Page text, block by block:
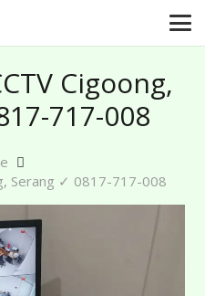
Cigoong,
717-008
Serang ✓ 0817-717-008